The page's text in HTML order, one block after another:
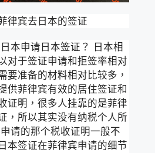
律宾去日本的签证
本申请日本签证？ 日本相
对于签证申请和拒签率相对
要准备的材料相对比较多，
供菲律宾有效的居住签证和
证明，很多人挂靠的是菲律
，所以其实没有纳税个人所
请的那个税收证明一般不
本签证在菲律宾申请的细节